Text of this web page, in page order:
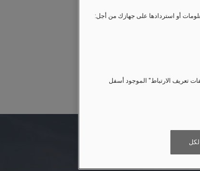
تعريف الارتباط" الموجود أسفل